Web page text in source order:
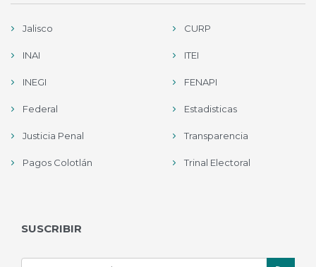
Jalisco CURP
INAI ITEI
INEGI FENAPI
Federal Estadisticas
Justicia Penal Transparencia
Pagos Colotlán Trinal Electoral
SUSCRIBIR